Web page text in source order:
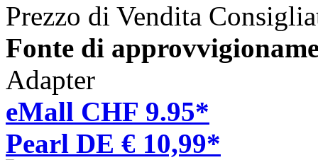
Prezzo di Vendita
Fonte di
Adapter
eMall CHF 9.95*
Pearl DE € 10,99*